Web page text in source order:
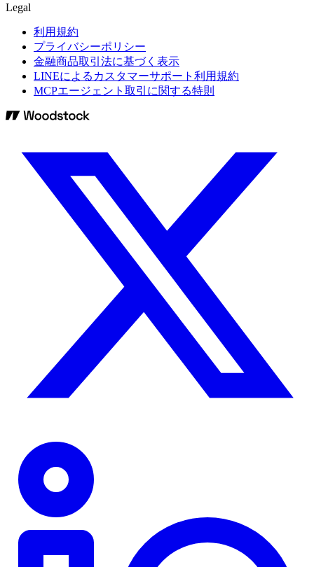
Legal
利用規約
プライバシーポリシー
金融商品取引法に基づく表示
LINEによるカスタマーサポート利用規約
MCPエージェント取引に関する特則